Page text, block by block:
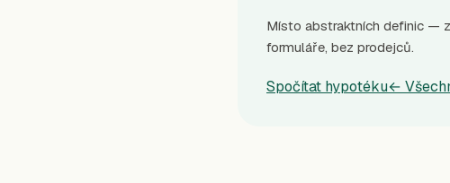
Místo abstraktních definic —
formuláře, bez prodejců.
Spočítat hypotéku←